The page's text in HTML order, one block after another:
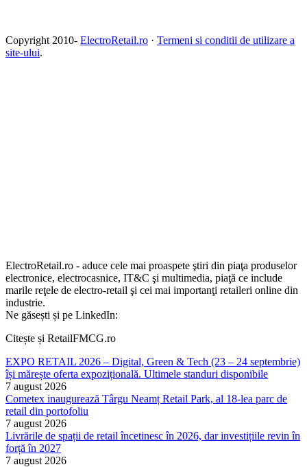
Copyright 2010- ElectroRetail.ro · Termeni si conditii de utilizare a
site-ului.
ElectroRetail.ro - aduce cele mai proaspete ştiri din piaţa produselor
electronice, electrocasnice, IT&C şi multimedia, piaţă ce include
marile reţele de electro-retail şi cei mai importanţi retaileri online din
industrie.
Ne găsești și pe LinkedIn:
Citește și RetailFMCG.ro
EXPO RETAIL 2026 – Digital, Green & Tech (23 – 24 septembrie)
își mărește oferta expozițională. Ultimele standuri disponibile
7 august 2026
Cometex inaugurează Târgu Neamț Retail Park, al 18-lea parc de
retail din portofoliu
7 august 2026
Livrările de spații de retail încetinesc în 2026, dar investițiile revin în
forță în 2027
7 august 2026